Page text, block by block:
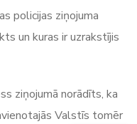
policijas ziņojuma
un kuras ir uzrakstījis
ziņojumā norādīts, ka
Valstīs tomēr